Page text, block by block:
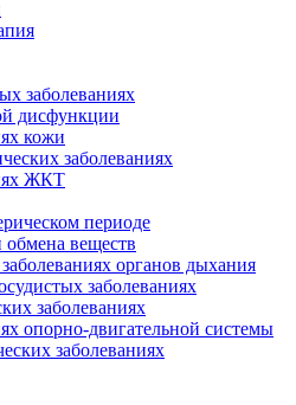
заболеваниях
дисфункции
кожи
заболеваниях
ЖКТ
периоде
веществ
органов дыхания
заболеваниях
заболеваниях
опорно-двигательной системы
заболеваниях